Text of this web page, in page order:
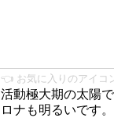
👈 お気に入りのアイコ
活動極大期の太陽
ロナも明るいです。